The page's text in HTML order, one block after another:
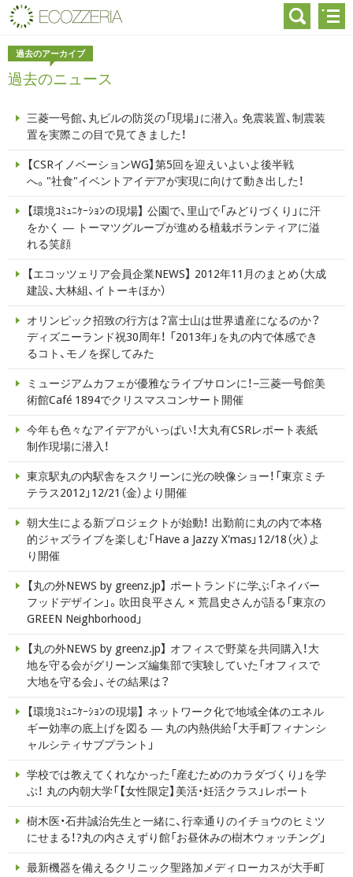
過去のアーカイブ
過去のニュース
三菱一号館、丸ビルの防災の「現場」に潜入。免震装置、制震装
置を実際この目で見てきました！
【CSRイノベーションWG】第5回を迎えいよいよ後半戦
へ。"社食"イベントアイデアが実現に向けて動き出した！
【環境ｺﾐｭﾆｹｰｼｮﾝの現場】 公園で、里山で「みどりづくり」に汗
をかく ― トーマツグループが進める植栽ボランティアに溢
れる笑顔
【エコッツェリア会員企業NEWS】 2012年11月のまとめ（大成
建設、大林組、イトーキほか）
オリンピック招致の行方は？富士山は世界遺産になるのか？
ディズニーランド祝30周年！ 「2013年」を丸の内で体感でき
るコト、モノを探してみた
ミュージアムカフェが優雅なライブサロンに！−三菱一号館美
術館Café 1894でクリスマスコンサート開催
今年も色々なアイデアがいっぱい！大丸有CSRレポート表紙
制作現場に潜入！
東京駅丸の内駅舎をスクリーンに光の映像ショー！「東京ミチ
テラス2012」12/21（金）より開催
朝大生による新プロジェクトが始動！ 出勤前に丸の内で本格
的ジャズライブを楽しむ「Have a Jazzy X'mas」12/18（火）よ
り開催
【丸の外NEWS by greenz.jp】 ポートランドに学ぶ「ネイバー
フッドデザイン」。吹田良平さん × 荒昌史さんが語る「東京の
GREEN Neighborhood」
【丸の外NEWS by greenz.jp】 オフィスで野菜を共同購入！大
地を守る会がグリーンズ編集部で実験していた「オフィスで
大地を守る会」、その結果は？
【環境ｺﾐｭﾆｹｰｼｮﾝの現場】 ネットワーク化で地域全体のエネル
ギー効率の底上げを図る ― 丸の内熱供給「大手町フィナンシ
ャルシティサブプラント」
学校では教えてくれなかった「産むためのカラダづくり」を学
ぶ！ 丸の内朝大学「【女性限定】美活・妊活クラス」レポート
樹木医・石井誠治先生と一緒に、行幸通りのイチョウのヒミツ
にせまる！?丸の内さえずり館「お昼休みの樹木ウォッチング」
最新機器を備えるクリニック聖路加メディローカスが大手町